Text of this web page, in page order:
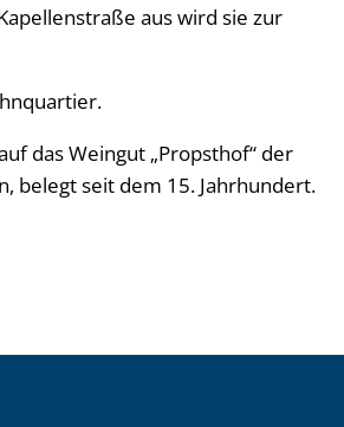
aus wird sie zur
das Weingut „Propsthof“ der
belegt seit dem 15. Jahrhundert.